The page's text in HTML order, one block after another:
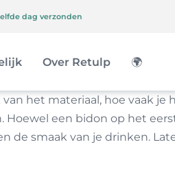
dag verzonden
Over Retulp 🌍
het materiaal, hoe vaak
Hoewel een bidon op het
de smaak van je drinken.